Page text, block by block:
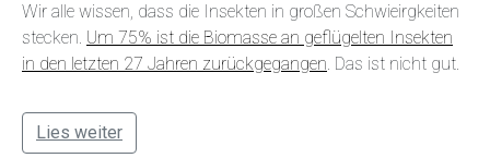
Wir alle wissen, dass die Insekten in großen Schwieirgkeiten
stecken. Um 75% ist die Biomasse an geflügelten Insekten
in den letzten 27 Jahren zurückgegangen. Das ist nicht gut.
Lies weiter